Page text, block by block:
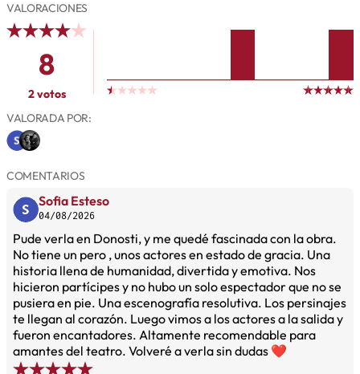
VALORACIONES
8
2 votos
VALORADA POR:
COMENTARIOS
Sofia Esteso
04/08/2026
Pude verla en Donosti, y me quedé fascinada con la obra.
No tiene un pero , unos actores en estado de gracia. Una
historia llena de humanidad, divertida y emotiva. Nos
hicieron partícipes y no hubo un solo espectador que no se
pusiera en pie. Una escenografía resolutiva. Los persinajes
te llegan al corazón. Luego vimos a los actores a la salida y
fueron encantadores. Altamente recomendable para
amantes del teatro. Volveré a verla sin dudas ❤️